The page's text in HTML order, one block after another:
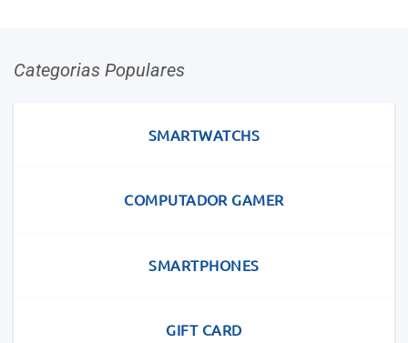
Categorias Populares
SMARTWATCHS
COMPUTADOR GAMER
SMARTPHONES
GIFT CARD